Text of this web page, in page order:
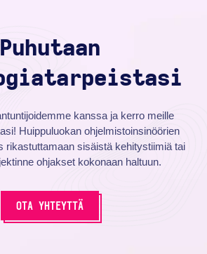
Puhutaan
kanssa ja kerro meille
Huippuluokan ohjelmistoinsinöörien
rikastuttamaan sisäistä kehitystiimiä tai
ohjakset kokonaan haltuun.
OTA YHTEYTTÄ